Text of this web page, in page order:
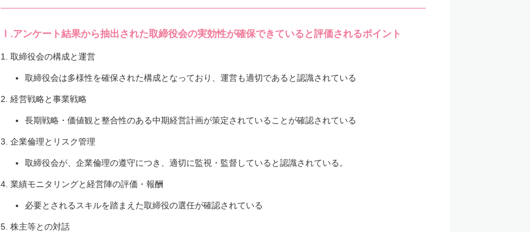
Ⅰ.アンケート結果から抽出された取締役会の実効性が確保できていると評価されるポイント
1. 取締役会の構成と運営
取締役会は多様性を確保された構成となっており、運営も適切であると認識されている
2. 経営戦略と事業戦略
長期戦略・価値観と整合性のある中期経営計画が策定されていることが確認されている
3. 企業倫理とリスク管理
取締役会が、企業倫理の遵守につき、適切に監視・監督していると認識されている。
4. 業績モニタリングと経営陣の評価・報酬
必要とされるスキルを踏まえた取締役の選任が確認されている
5. 株主等との対話